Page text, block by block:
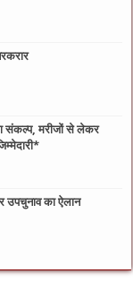
संकल्प, मरीजों से लेकर
उपचुनाव का ऐलान